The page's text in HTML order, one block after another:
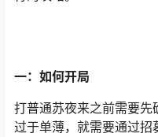
一：如何开局
打普通苏夜来之前需要
过于单薄，就需要通过